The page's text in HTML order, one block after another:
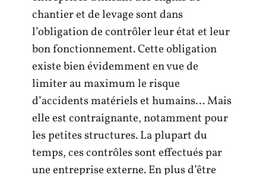
chantier et de levage sont dans
l’obligation de contrôler leur état et leur
bon fonctionnement. Cette obligation
existe bien évidemment en vue de
limiter au maximum le risque
d’accidents matériels et humains… Mais
elle est contraignante, notamment pour
les petites structures. La plupart du
temps, ces contrôles sont effectués par
une entreprise externe. En plus d’être